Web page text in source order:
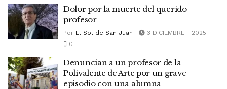
Dolor por la muerte del querido
profesor
Por El Sol de San Juan
3 DICIEMBRE - 2025
0
Denuncian a un profesor de la
Polivalente de Arte por un grave
episodio con una alumna